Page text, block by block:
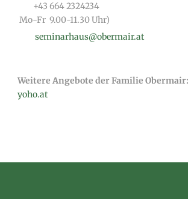
+43 664 2324234
Mo-Fr 9.00-11.30 Uhr)
seminarhaus@obermair.at
Weitere Angebote der Familie Obermair:
yoho.at